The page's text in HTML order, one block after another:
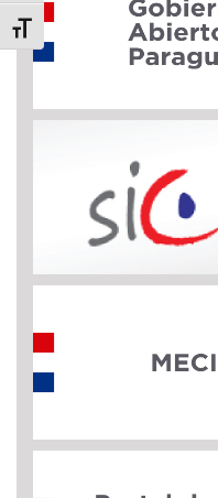
Alternar tamaño de letra